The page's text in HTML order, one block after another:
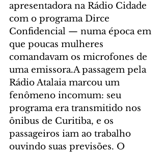
apresentadora na Rádio Cidade
com o programa Dirce
Confidencial — numa época em
que poucas mulheres
comandavam os microfones de
uma emissora.A passagem pela
Rádio Atalaia marcou um
fenômeno incomum: seu
programa era transmitido nos
ônibus de Curitiba, e os
passageiros iam ao trabalho
ouvindo suas previsões. O